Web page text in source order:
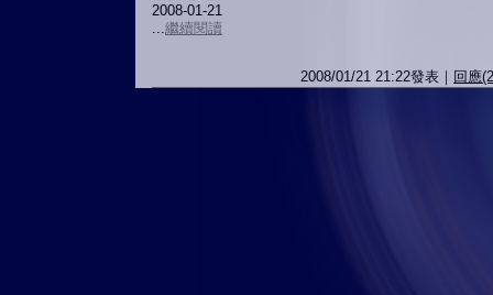
2008-01-21
...繼續閱讀
2008/01/21 21:22發表｜ 回應